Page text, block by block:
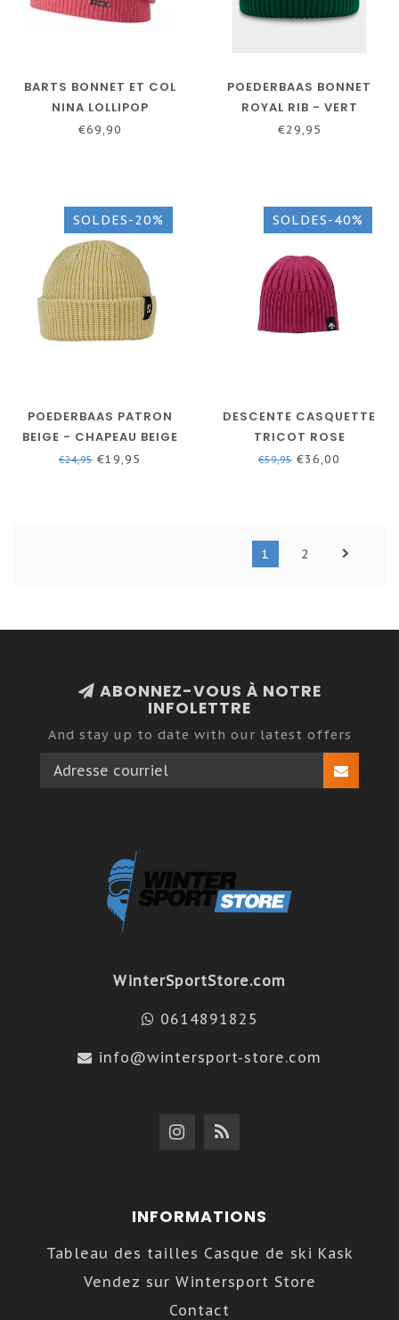
BARTS BONNET ET COL
NINA LOLLIPOP
€69,90
POEDERBAAS BONNET
ROYAL RIB - VERT
€29,95
SOLDES-20%
POEDERBAAS PATRON
BEIGE - CHAPEAU BEIGE
€24,95 €19,95
SOLDES-40%
DESCENTE CASQUETTE
TRICOT ROSE
ÉLECTRIQUE
€59,95 €36,00
1 2
ABONNEZ-VOUS À NOTRE
INFOLETTRE
And stay up to date with our latest offers
WinterSportStore.com
0614891825
info@wintersport-store.com
INFORMATIONS
Tableau des tailles Casque de ski Kask
Vendez sur Wintersport Store
Contact